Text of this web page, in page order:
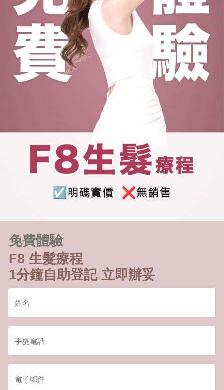
免費體驗
F8 生髮療程
1分鐘自助登記 立即辦妥